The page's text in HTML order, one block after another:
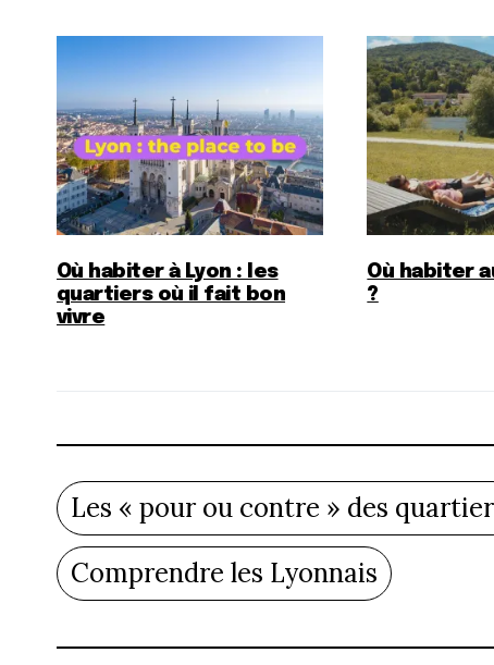
Où habiter à Lyon : les
quartiers où il fait bon
vivre
Où habiter
?
Les « pour ou contre » des
Comprendre les Lyonnais